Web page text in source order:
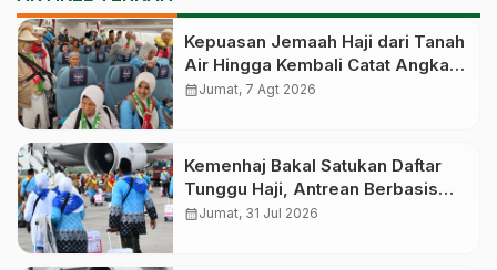
Kepuasan Jemaah Haji dari Tanah
Air Hingga Kembali Catat Angka
83,28 Persen
calendar_monthJumat, 7 Agt 2026
Kemenhaj Bakal Satukan Daftar
Tunggu Haji, Antrean Berbasis
Nasional dan Bukan Lagi Provinsi
calendar_monthJumat, 31 Jul 2026